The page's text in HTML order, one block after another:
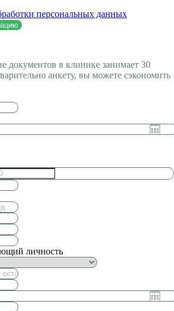
персональных данных
документов в клинике занимает 30
анкету, вы можете сэкономить
личность